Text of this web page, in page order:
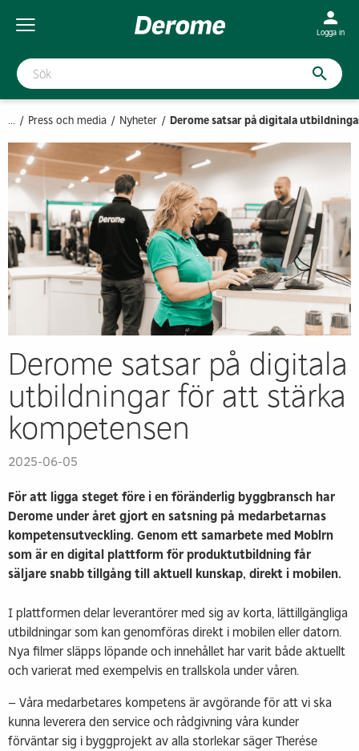
Logga in
... Press och media Nyheter Derome satsar på digitala
Derome satsar på digitala
utbildningar för att stärka
kompetensen
2025-06-05
För att ligga steget före i en föränderlig byggbransch har
Derome under året gjort en satsning på medarbetarnas
kompetensutveckling. Genom ett samarbete med Moblrn
som är en digital plattform för produktutbildning får
säljare snabb tillgång till aktuell kunskap, direkt i mobilen.
I plattformen delar leverantörer med sig av korta, lättillgängliga
utbildningar som kan genomföras direkt i mobilen eller datorn.
Nya filmer släpps löpande och innehållet har varit både aktuellt
och varierat med exempelvis en trallskola under våren.
– Våra medarbetares kompetens är avgörande för att vi ska
kunna leverera den service och rådgivning våra kunder
förväntar sig i byggprojekt av alla storlekar säger Therése